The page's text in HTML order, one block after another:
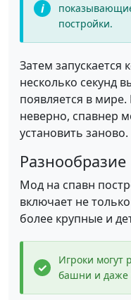
постройки.
Затем запускается
несколько секунд
появляется в
неверно, спавнер
установить заново.
Разнообразие
Мод на спавн
включает не
более крупные и
Игроки могут
башни и даже